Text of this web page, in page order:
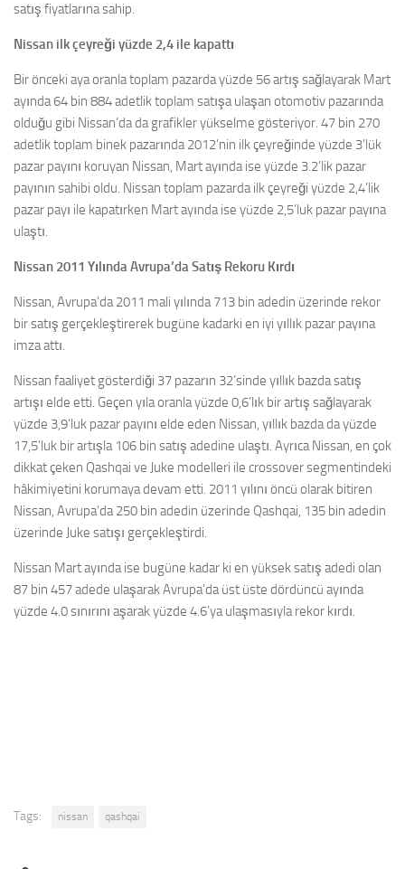
satış fiyatlarına sahip.
Nissan ilk çeyreği yüzde 2,4 ile kapattı
Bir önceki aya oranla toplam pazarda yüzde 56 artış sağlayarak Mart
ayında 64 bin 884 adetlik toplam satışa ulaşan otomotiv pazarında
olduğu gibi Nissan’da da grafikler yükselme gösteriyor. 47 bin 270
adetlik toplam binek pazarında 2012’nin ilk çeyreğinde yüzde 3’lük
pazar payını koruyan Nissan, Mart ayında ise yüzde 3.2’lik pazar
payının sahibi oldu. Nissan toplam pazarda ilk çeyreği yüzde 2,4’lik
pazar payı ile kapatırken Mart ayında ise yüzde 2,5’luk pazar payına
ulaştı.
Nissan 2011 Yılında Avrupa’da Satış Rekoru Kırdı
Nissan, Avrupa’da 2011 mali yılında 713 bin adedin üzerinde rekor
bir satış gerçekleştirerek bugüne kadarki en iyi yıllık pazar payına
imza attı.
Nissan faaliyet gösterdiği 37 pazarın 32’sinde yıllık bazda satış
artışı elde etti. Geçen yıla oranla yüzde 0,6’lık bir artış sağlayarak
yüzde 3,9’luk pazar payını elde eden Nissan, yıllık bazda da yüzde
17,5’luk bir artışla 106 bin satış adedine ulaştı. Ayrıca Nissan, en çok
dikkat çeken Qashqai ve Juke modelleri ile crossover segmentindeki
hâkimiyetini korumaya devam etti. 2011 yılını öncü olarak bitiren
Nissan, Avrupa’da 250 bin adedin üzerinde Qashqai, 135 bin adedin
üzerinde Juke satışı gerçekleştirdi.
Nissan Mart ayında ise bugüne kadar ki en yüksek satış adedi olan
87 bin 457 adede ulaşarak Avrupa’da üst üste dördüncü ayında
yüzde 4.0 sınırını aşarak yüzde 4.6’ya ulaşmasıyla rekor kırdı.
Tags: nissan qashqai